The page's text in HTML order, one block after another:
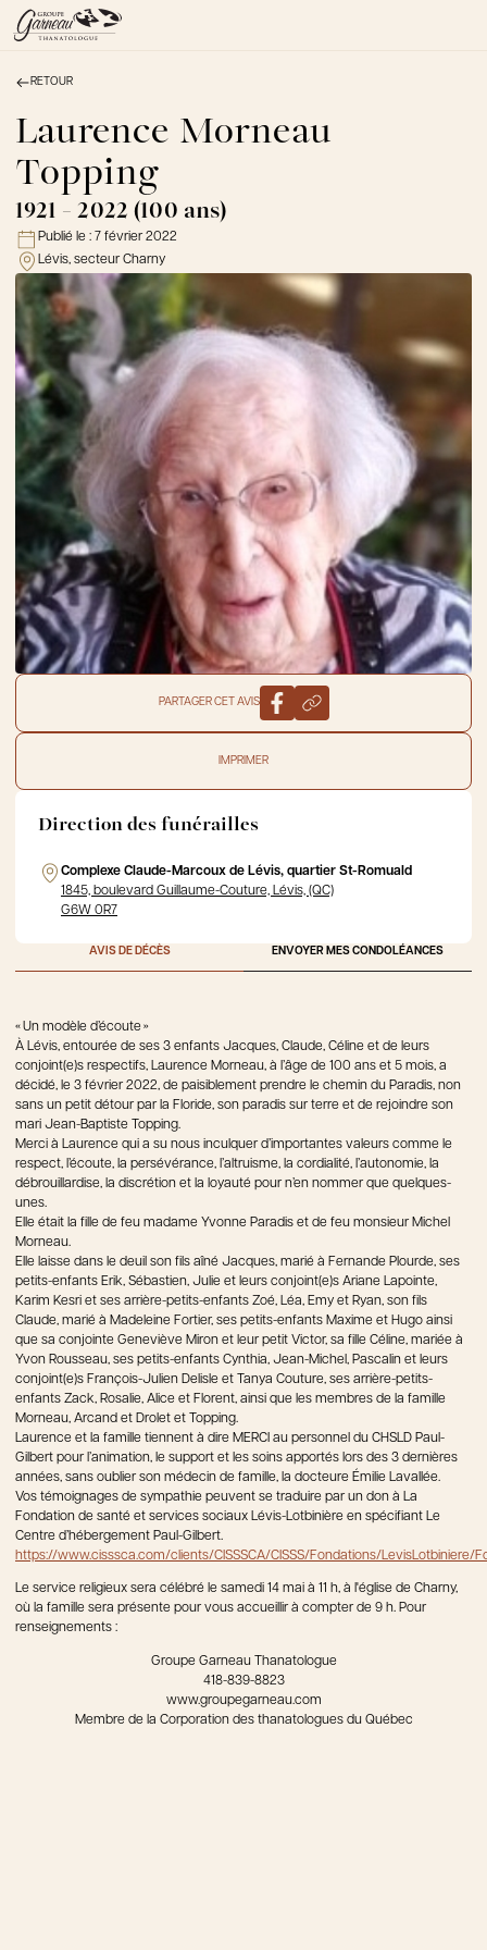
À PROPOS
NOS SERVICES
NOS PRODUITS
NOTRE ÉQUIPE
NOS SALONS
AVIS DE DÉCÈS
Actualités
FAQ et mythes
Liens utiles
Témoignages
Emplois
Dons
RETOUR
Laurence Morneau
Topping
1921 - 2022 (100 ans)
Publié le : 7 février 2022
Lévis, secteur Charny
PARTAGER CET AVIS
IMPRIMER
Direction des funérailles
Complexe Claude-Marcoux de Lévis, quartier St-Romuald
1845, boulevard Guillaume-Couture, Lévis, (QC)
G6W 0R7
AVIS DE DÉCÈS ENVOYER MES CONDOLÉANCES
« Un modèle d’écoute »
À Lévis, entourée de ses 3 enfants Jacques, Claude, Céline et de leurs
conjoint(e)s respectifs, Laurence Morneau, à l’âge de 100 ans et 5 mois, a
décidé, le 3 février 2022, de paisiblement prendre le chemin du Paradis, non
sans un petit détour par la Floride, son paradis sur terre et de rejoindre son
mari Jean-Baptiste Topping.
Merci à Laurence qui a su nous inculquer d’importantes valeurs comme le
respect, l’écoute, la persévérance, l’altruisme, la cordialité, l’autonomie, la
débrouillardise, la discrétion et la loyauté pour n’en nommer que quelques-
unes.
Elle était la fille de feu madame Yvonne Paradis et de feu monsieur Michel
Morneau.
Elle laisse dans le deuil son fils aîné Jacques, marié à Fernande Plourde, ses
petits-enfants Erik, Sébastien, Julie et leurs conjoint(e)s Ariane Lapointe,
Karim Kesri et ses arrière-petits-enfants Zoé, Léa, Emy et Ryan, son fils
Claude, marié à Madeleine Fortier, ses petits-enfants Maxime et Hugo ainsi
que sa conjointe Geneviève Miron et leur petit Victor, sa fille Céline, mariée à
Yvon Rousseau, ses petits-enfants Cynthia, Jean-Michel, Pascalin et leurs
conjoint(e)s François-Julien Delisle et Tanya Couture, ses arrière-petits-
enfants Zack, Rosalie, Alice et Florent, ainsi que les membres de la famille
Morneau, Arcand et Drolet et Topping.
Laurence et la famille tiennent à dire MERCI au personnel du CHSLD Paul-
Gilbert pour l’animation, le support et les soins apportés lors des 3 dernières
années, sans oublier son médecin de famille, la docteure Émilie Lavallée.
Vos témoignages de sympathie peuvent se traduire par un don à La
Fondation de santé et services sociaux Lévis-Lotbinière en spécifiant Le
Centre d’hébergement Paul-Gilbert.
https://www.cisssca.com/clients/CISSSCA/CISSS/Fondations/LevisLotbiniere/
Le service religieux sera célébré le samedi 14 mai à 11 h, à l'église de Charny,
où la famille sera présente pour vous accueillir à compter de 9 h. Pour
renseignements :
Groupe Garneau Thanatologue
418-839-8823
www.groupegarneau.com
Membre de la Corporation des thanatologues du Québec